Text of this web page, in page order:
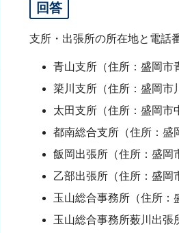
回答
支所・出張所の所在地と電話
青山支所（住所：盛岡
簗川支所（住所：盛岡
太田支所（住所：盛岡
都南総合支所（住所：
飯岡出張所（住所：盛
乙部出張所（住所：盛
玉山総合事務所（住所
玉山総合事務所薮川出